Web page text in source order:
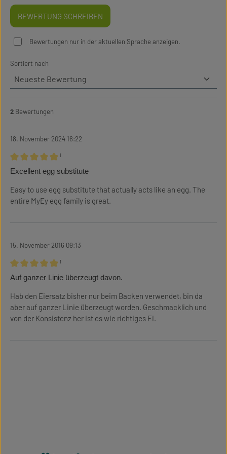
BEWERTUNG SCHREIBEN
Bewertungen nur in der aktuellen Sprache anzeigen.
Sortiert nach
2 Bewertungen
18. November 2024 16:22
Bewertung mit 5 von 5 Sternen
¹
Excellent egg substitute
Easy to use egg substitute that actually acts like an egg. The
entire MyEy egg family is great.
15. November 2016 09:13
Bewertung mit 5 von 5 Sternen
¹
Auf ganzer Linie überzeugt davon.
Hab den Eiersatz bisher nur beim Backen verwendet, bin da
aber auf ganzer Linie überzeugt worden. Geschmacklich und
von der Konsistenz her ist es wie richtiges Ei.